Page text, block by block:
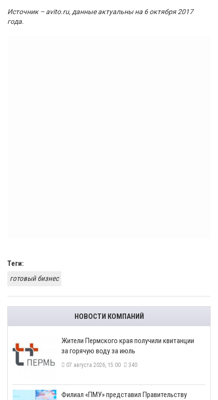
Источник – avito.ru, данные актуальны на 6 октября 2017
года.
Теги:
готовый бизнес
НОВОСТИ КОМПАНИЙ
​Жители Пермского края получили квитанции
за горячую воду за июль
07 августа 2026, 15:00 340
​Филиал «ПМУ» представил Правительству